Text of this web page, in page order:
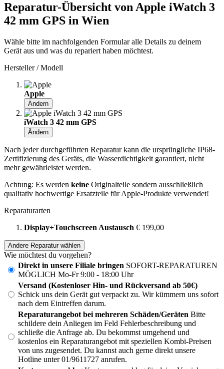
Reparatur-Übersicht von Apple iWatch 3
42 mm GPS in Wien
Wähle bitte im nachfolgenden Formular alle Details zu deinem
Gerät aus und was du repariert haben möchtest.
Hersteller / Modell
Apple
Ändern
iWatch 3 42 mm GPS
Ändern
Nach jeder durchgeführten Reparatur kann die ursprüngliche IP68-
Zertifizierung des Geräts, die Wasserdichtigkeit garantiert, nicht
mehr gewährleistet werden.
Achtung: Es werden keine Originalteile sondern ausschließlich
qualitativ hochwertige Ersatzteile für Apple-Produkte verwendet!
Reparaturarten
Display+Touchscreen Austausch € 199,00
Andere Reparatur wählen
Wie möchtest du vorgehen?
Direkt in unsere Filiale bringen SOFORT-REPARATUREN
MÖGLICH Mo-Fr 9:00 - 18:00 Uhr
Versand (Kostenloser Hin- und Rückversand ab 50€)
Schick uns dein Gerät gut verpackt zu. Wir kümmern uns sofort
nach dem Eintreffen darum.
Reparaturangebot bei mehreren Schäden/Geräten Bitte
schildere dein Anliegen im Feld Fehlerbeschreibung und
schließe die Anfrage ab. Du bekommst umgehend und
kostenlos ein Reparaturangebot mit speziellen Kombi-Preisen
von uns zugesendet. Du kannst auch gerne direkt unsere
Hotline unter 01/9611727 anrufen.